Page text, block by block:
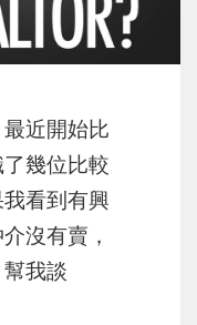
近開始比
幾位比較
看到有興
沒有賣，
我談